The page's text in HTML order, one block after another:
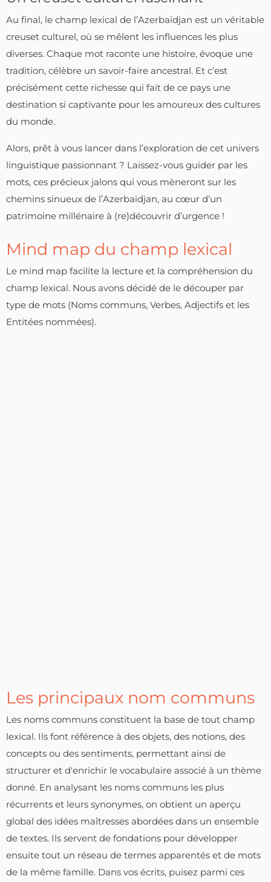
Au final, le champ lexical de l’Azerbaïdjan est un véritable
creuset culturel, où se mêlent les influences les plus
diverses. Chaque mot raconte une histoire, évoque une
tradition, célèbre un savoir-faire ancestral. Et c’est
précisément cette richesse qui fait de ce pays une
destination si captivante pour les amoureux des cultures
du monde.
Alors, prêt à vous lancer dans l’exploration de cet univers
linguistique passionnant ? Laissez-vous guider par les
mots, ces précieux jalons qui vous mèneront sur les
chemins sinueux de l’Azerbaïdjan, au cœur d’un
patrimoine millénaire à (re)découvrir d’urgence !
Mind map du champ lexical
Le mind map facilite la lecture et la compréhension du
champ lexical. Nous avons décidé de le découper par
type de mots (Noms communs, Verbes, Adjectifs et les
Entitées nommées).
Les principaux nom communs
Les noms communs constituent la base de tout champ
lexical. Ils font référence à des objets, des notions, des
concepts ou des sentiments, permettant ainsi de
structurer et d'enrichir le vocabulaire associé à un thème
donné. En analysant les noms communs les plus
récurrents et leurs synonymes, on obtient un aperçu
global des idées maîtresses abordées dans un ensemble
de textes. Ils servent de fondations pour développer
ensuite tout un réseau de termes apparentés et de mots
de la même famille. Dans vos écrits, puisez parmi ces